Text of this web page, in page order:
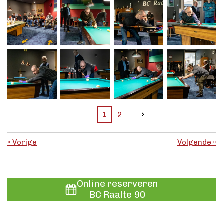
1 2
« Vorige Volgende »
Online reserveren
BC Raalte 90